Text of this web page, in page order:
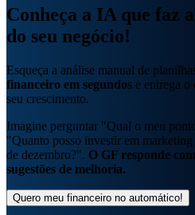
Conheça a IA que faz a
do seu negócio!
Esqueça a análise manual de
financeiro em segundos e entrega o
seu crescimento.
Imagine perguntar "Qual o meu
"Quanto posso investir em
de dezembro?". O GF responde
sugestões de melhoria.
Quero meu financeiro no automático!